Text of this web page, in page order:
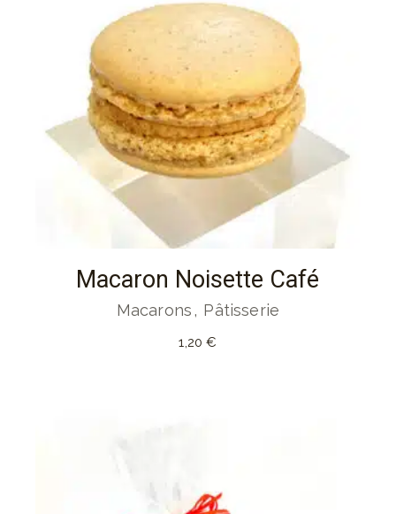
Macaron Noisette Café
Macarons Pâtisserie
1,20€